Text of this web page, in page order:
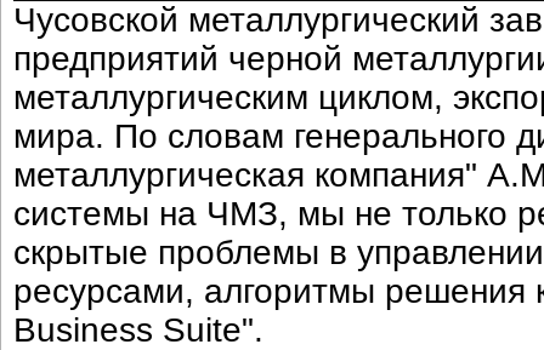
Чусовской металлургический
предприятий черной
металлургическим циклом,
мира. По словам генерального
металлургическая компания"
системы на ЧМЗ, мы не только
скрытые проблемы в
ресурсами, алгоритмы решения
Business Suite".